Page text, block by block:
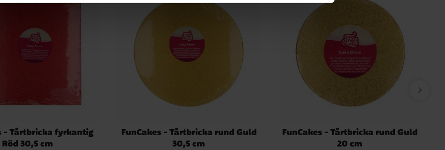
- Tårtbricka fyrkantig
Röd 30,5 cm
FunCakes - Tårtbricka rund Guld
30,5 cm
FunCakes - Tårtbricka rund Guld
20 cm